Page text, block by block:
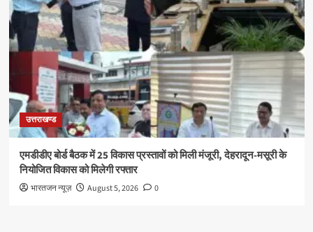
उत्तराखण्ड
एमडीडीए बोर्ड बैठक में 25 विकास प्रस्तावों को मिली मंजूरी, देहरादून-मसूरी के
नियोजित विकास को मिलेगी रफ्तार
भारतजन न्यूज़ August 5, 2026 0